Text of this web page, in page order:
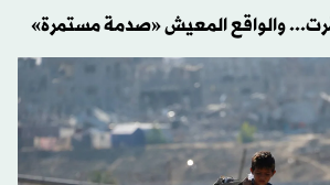
والواقع المعيش «صدمة مستمرة»